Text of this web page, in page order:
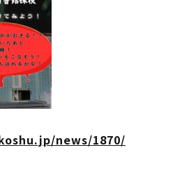
news/1870/
館地図PDF
あるご質問
「雨宮敬二郎」
ンサー企業